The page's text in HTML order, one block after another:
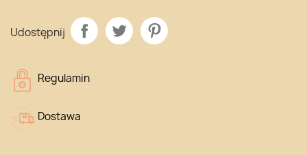
Udostępnij
Regulamin
Dostawa